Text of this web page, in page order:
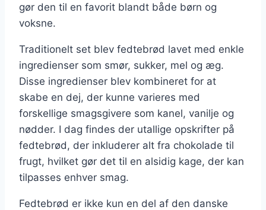
gør den til en favorit blandt både børn og
voksne.
Traditionelt set blev fedtebrød lavet med enkle
ingredienser som smør, sukker, mel og æg.
Disse ingredienser blev kombineret for at
skabe en dej, der kunne varieres med
forskellige smagsgivere som kanel, vanilje og
nødder. I dag findes der utallige opskrifter på
fedtebrød, der inkluderer alt fra chokolade til
frugt, hvilket gør det til en alsidig kage, der kan
tilpasses enhver smag.
Fedtebrød er ikke kun en del af den danske